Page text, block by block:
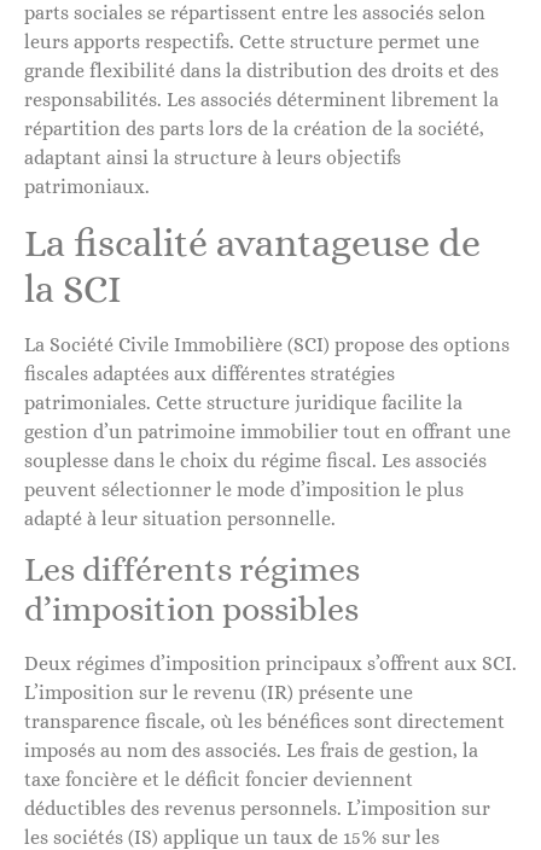
parts sociales se répartissent entre les associés selon
leurs apports respectifs. Cette structure permet une
grande flexibilité dans la distribution des droits et des
responsabilités. Les associés déterminent librement la
répartition des parts lors de la création de la société,
adaptant ainsi la structure à leurs objectifs
patrimoniaux.
La fiscalité avantageuse de
la SCI
La Société Civile Immobilière (SCI) propose des options
fiscales adaptées aux différentes stratégies
patrimoniales. Cette structure juridique facilite la
gestion d’un patrimoine immobilier tout en offrant une
souplesse dans le choix du régime fiscal. Les associés
peuvent sélectionner le mode d’imposition le plus
adapté à leur situation personnelle.
Les différents régimes
d’imposition possibles
Deux régimes d’imposition principaux s’offrent aux SCI.
L’imposition sur le revenu (IR) présente une
transparence fiscale, où les bénéfices sont directement
imposés au nom des associés. Les frais de gestion, la
taxe foncière et le déficit foncier deviennent
déductibles des revenus personnels. L’imposition sur
les sociétés (IS) applique un taux de 15% sur les